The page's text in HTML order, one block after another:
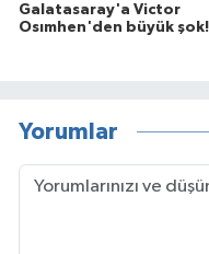
Galatasaray'a Victor
Osımhen'den büyük şok!
Yorumlar